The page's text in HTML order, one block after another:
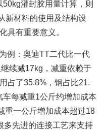
灌封胶用量计算，则
新材料的使用及结构设
具有重要意义。
例：奥迪TT二代比一代
续减17kg，减重依赖于
占了35.8%，钢占比21.
每减重1公斤约增加成本
重一公斤增加成本超过18
多先进的连接工艺来支持